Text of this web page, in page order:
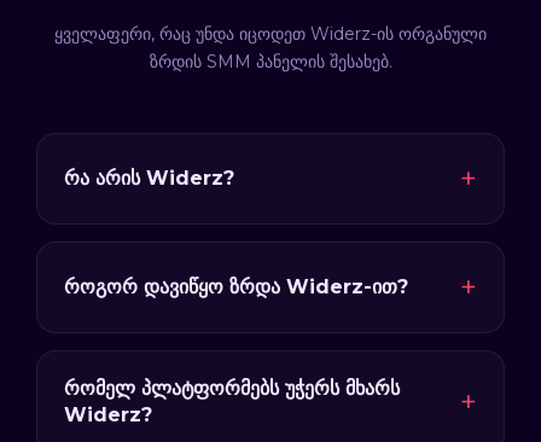
ყველაფერი, რაც უნდა იცოდეთ Widerz-ის ორგანული
ზრდის SMM პანელის შესახებ.
რა არის Widerz?
როგორ დავიწყო ზრდა Widerz-ით?
რომელ პლატფორმებს უჭერს მხარს
Widerz?